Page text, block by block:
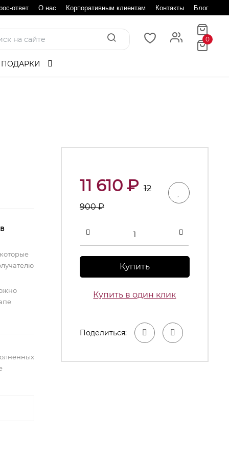
ответ О нас Корпоративным клиентам Контакты Блог
0
11 610₽ 12
900₽
Купить
Купить в один клик
Поделиться: